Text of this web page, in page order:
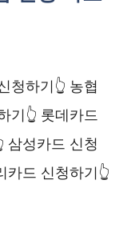
청하기👆 농협
기👆 롯데카드
삼성카드 신청
카드 신청하기👆